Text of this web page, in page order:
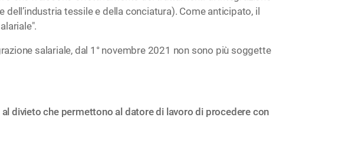
tessile e della conciatura). Come anticipato, il
salariale, dal 1° novembre 2021 non sono più soggette
divieto che permettono al datore di lavoro di procedere con